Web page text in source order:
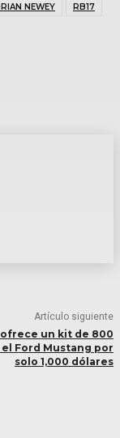
NEWEY RB17
Artículo siguiente
ofrece un kit de 800
el Ford Mustang por
solo 1,000 dólares